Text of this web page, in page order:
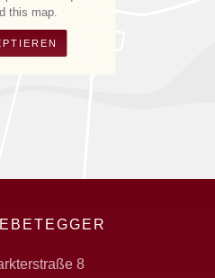
this map.
8